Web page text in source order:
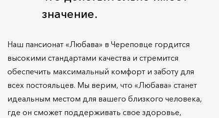
значение.
Наш пансионат «Любава» в Череповце гордится
высокими стандартами качества и стремится
обеспечить максимальный комфорт и заботу для
всех постояльцев. Мы верим, что «Любава» станет
идеальным местом для вашего близкого человека,
где он сможет поддерживать свое здоровье,